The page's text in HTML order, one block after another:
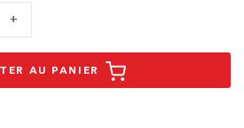
AU PANIER